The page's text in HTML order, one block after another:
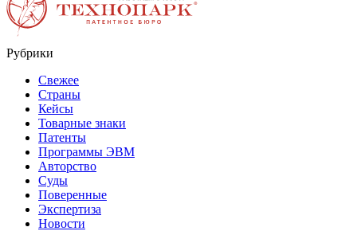
Рубрики
Свежее
Страны
Кейсы
Товарные знаки
Патенты
Программы ЭВМ
Авторство
Суды
Поверенные
Экспертиза
Новости